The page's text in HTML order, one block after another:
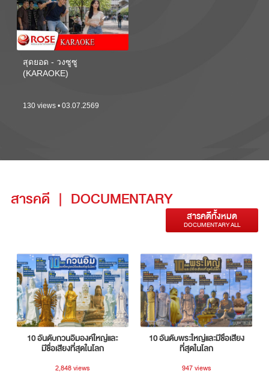
สุดยอด - วงซูซู
(KARAOKE)
130 views • 03.07.2569
สารคดี | DOCUMENTARY
สารคดีทั้งหมด
DOCUMENTARY ALL
10 อันดับกวนอิมองค์ใหญ่และ
มีชื่อเสียงที่สุดในโลก
2,848 views
10 อันดับพระใหญ่และมีชื่อเสียง
ที่สุดในโลก
947 views